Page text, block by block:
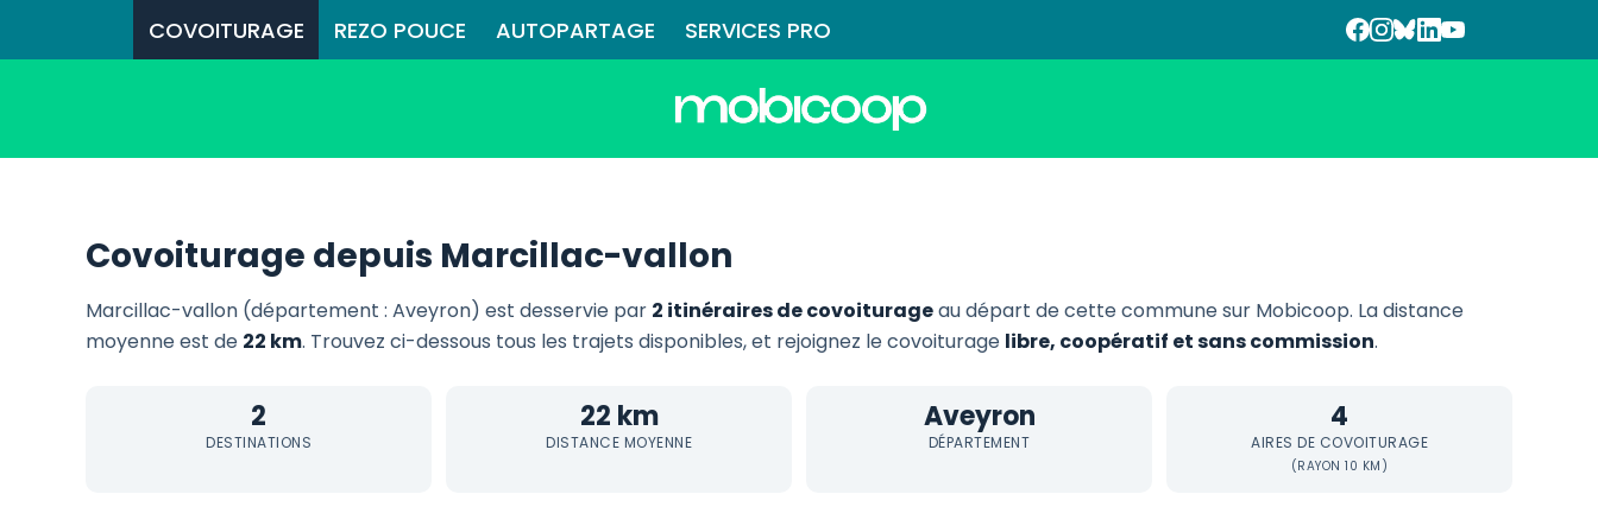
COVOITURAGE REZO POUCE AUTOPARTAGE SERVICES PRO
Covoiturage depuis Marcillac-vallon
Marcillac-vallon (département : Aveyron) est desservie par 2 itinéraires de covoiturageau départ de cette commune sur Mobicoop. La distance
moyenne est de 22 km. Trouvez ci-dessous tous les trajets disponibles, et rejoignez le covoiturage libre, coopératif et sans commission.
2
DESTINATIONS
22 km
DISTANCE MOYENNE
Aveyron
DÉPARTEMENT
4
AIRES DE COVOITURAGE
(RAYON 10 KM)